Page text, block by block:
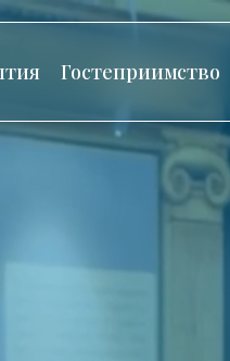
Гостеприимство